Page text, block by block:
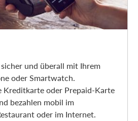
und überall mit Ihrem
oder Smartwatch.
Kreditkarte oder Prepaid-Karte
bezahlen mobil im
oder im Internet.